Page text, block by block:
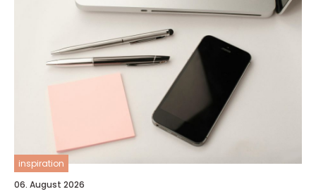
inspiration
06. August 2026